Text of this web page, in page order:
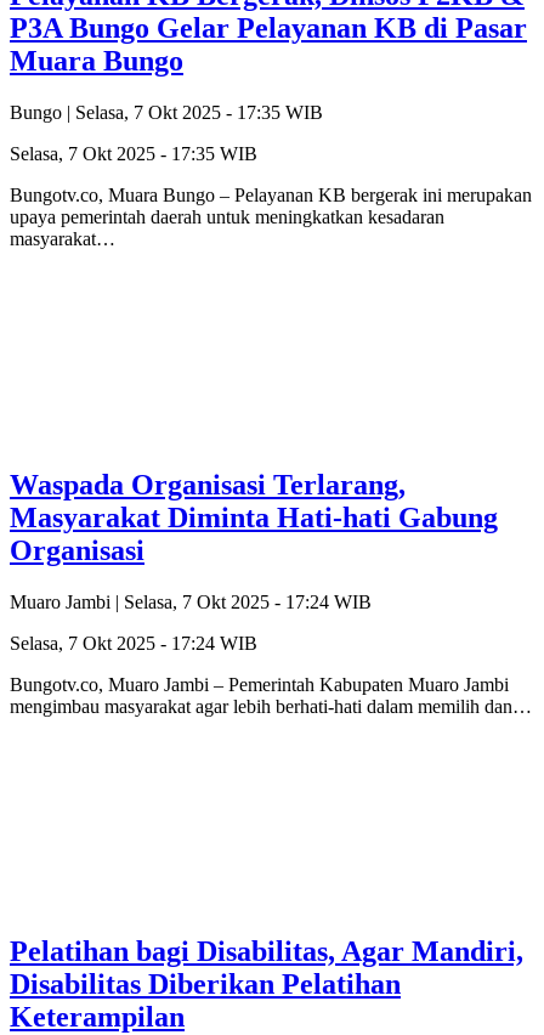
P3A Bungo Gelar Pelayanan KB di Pasar
Muara Bungo
Bungo | Selasa, 7 Okt 2025 - 17:35 WIB
Selasa, 7 Okt 2025 - 17:35 WIB
Bungotv.co, Muara Bungo – Pelayanan KB bergerak ini merupakan
upaya pemerintah daerah untuk meningkatkan kesadaran
masyarakat…
Waspada Organisasi Terlarang,
Masyarakat Diminta Hati-hati Gabung
Organisasi
Muaro Jambi | Selasa, 7 Okt 2025 - 17:24 WIB
Selasa, 7 Okt 2025 - 17:24 WIB
Bungotv.co, Muaro Jambi – Pemerintah Kabupaten Muaro Jambi
mengimbau masyarakat agar lebih berhati-hati dalam memilih dan…
Pelatihan bagi Disabilitas, Agar Mandiri,
Disabilitas Diberikan Pelatihan
Keterampilan